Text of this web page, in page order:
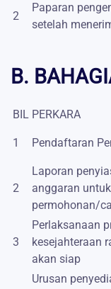
2
Paparan
setelah
B.
BIL PERKARA
1 Pendaftaran
2
Laporan
anggaran untuk
permohonan/
3
Perlaksanaan
kesejahteraan
akan siap
Urusan